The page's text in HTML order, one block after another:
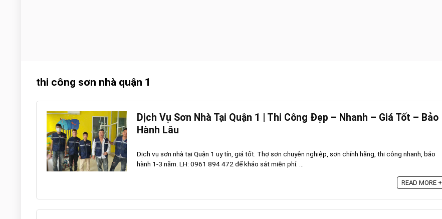
thi công sơn nhà quận 1
Dịch Vụ Sơn Nhà Tại Quận 1 | Thi Công Đẹp – Nhanh – Giá Tốt – Bảo
Hành Lâu
Dịch vụ sơn nhà tại Quận 1 uy tín, giá tốt. Thợ sơn chuyên nghiệp, sơn chính hãng, thi công nhanh, bảo
hành 1-3 năm. LH: 0961 894 472 để khảo sát miễn phí. ...
READ MORE +